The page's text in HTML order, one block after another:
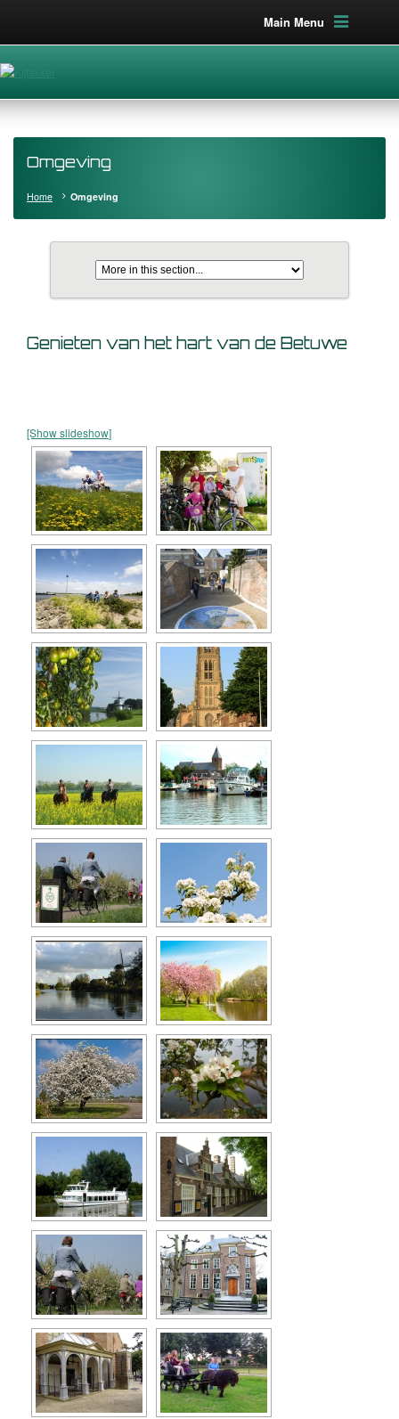
Main Menu
Omgeving
Home Omgeving
Genieten van het hart van de Betuwe
[Show slideshow]